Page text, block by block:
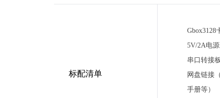
标配清单
Gbox3128
5V/2A电
串口转接
网盘链接
手册等）